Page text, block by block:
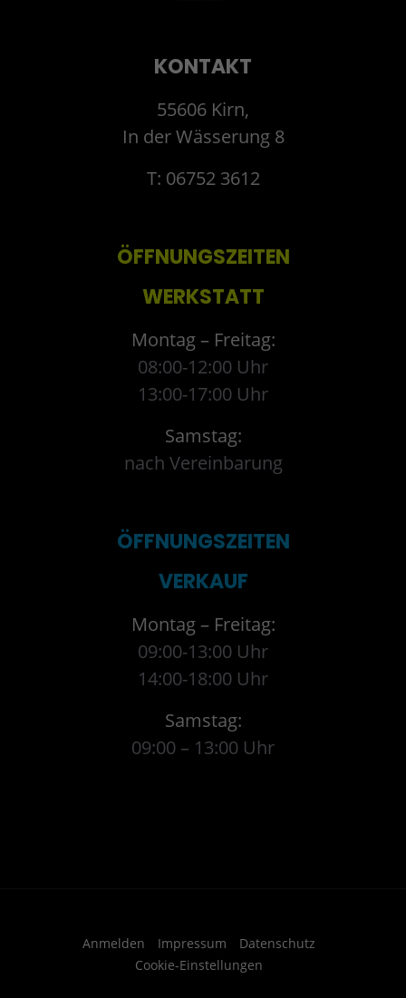
KONTAKT
55606 Kirn,
In der Wässerung 8
T: 06752 3612
ÖFFNUNGSZEITEN
WERKSTATT
Montag – Freitag:
08:00-12:00 Uhr
13:00-17:00 Uhr
Samstag:
nach Vereinbarung
ÖFFNUNGSZEITEN
VERKAUF
Montag – Freitag:
09:00-13:00 Uhr
14:00-18:00 Uhr
Samstag:
09:00 – 13:00 Uhr
Anmelden Impressum
Datenschutz
Cookie-Einstellungen